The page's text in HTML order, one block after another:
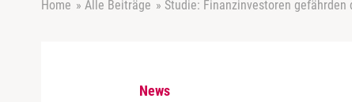
Home » Alle Beiträge » Studie: Finanzinvestoren gefährden
News